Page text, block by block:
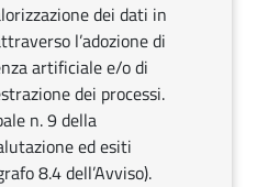
dei dati in
l’adozione di
artificiale e/o di
dei processi.
n. 9 della
ed esiti
8.4 dell’Avviso).